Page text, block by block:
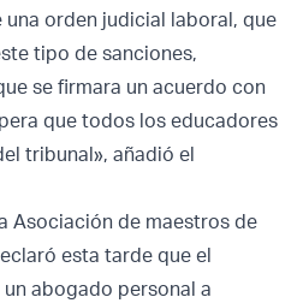
orden judicial laboral, que
tipo de sanciones,
se firmara un acuerdo con
que todos los educadores
tribunal», añadió el
Asociación de maestros de
esta tarde que el
abogado personal a